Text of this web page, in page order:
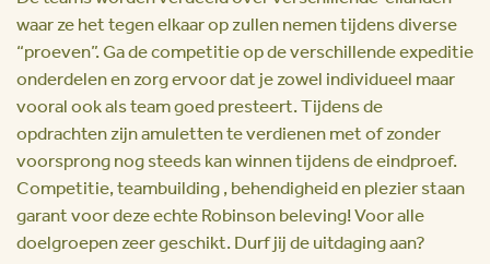
waar ze het tegen elkaar op zullen nemen tijdens diverse
“proeven”. Ga de competitie op de verschillende expeditie
onderdelen en zorg ervoor dat je zowel individueel maar
vooral ook als team goed presteert. Tijdens de
opdrachten zijn amuletten te verdienen met of zonder
voorsprong nog steeds kan winnen tijdens de eindproef.
Competitie, teambuilding , behendigheid en plezier staan
garant voor deze echte Robinson beleving! Voor alle
doelgroepen zeer geschikt. Durf jij de uitdaging aan?